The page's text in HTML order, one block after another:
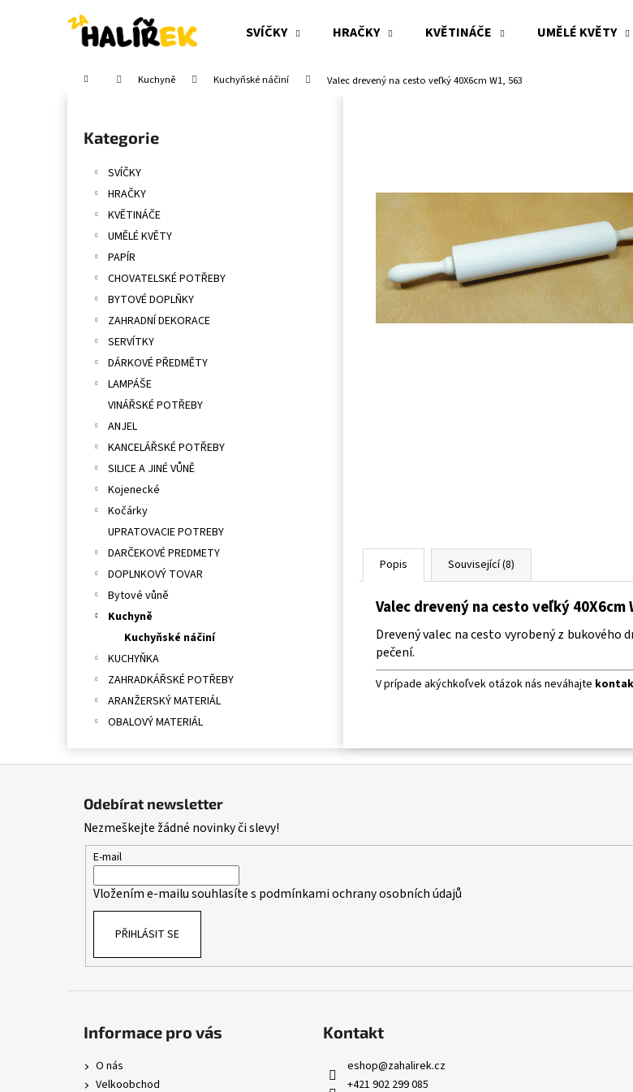
SVÍČKY HRAČKY KVĚTINÁČE UMĚLÉ KVĚTY
Domů Kuchyně Kuchyňské náčiní Valec drevený na cesto veľký 40X6cm W1, 563
Přeskočit
kategorie
Kategorie
SVÍČKY
HRAČKY
KVĚTINÁČE
UMĚLÉ KVĚTY
PAPÍR
CHOVATELSKÉ POTŘEBY
BYTOVÉ DOPLŇKY
ZAHRADNÍ DEKORACE
SERVÍTKY
DÁRKOVÉ PŘEDMĚTY
LAMPÁŠE
VINÁŘSKÉ POTŘEBY
ANJEL
KANCELÁŘSKÉ POTŘEBY
SILICE A JINÉ VŮNĚ
Kojenecké
Kočárky
UPRATOVACIE POTREBY
DARČEKOVÉ PREDMETY
DOPLNKOVÝ TOVAR
Bytové vůně
Kuchyně
Kuchyňské náčiní
KUCHYŇKA
ZAHRADKÁŘSKÉ POTŘEBY
ARANŽERSKÝ MATERIÁL
OBALOVÝ MATERIÁL
Popis Související (8)
Valec drevený na cesto veľký 40X6cm
Drevený valec na cesto vyrobený z bukového
pečení.
V prípade akýchkoľvek otázok nás neváhajte
Zpět
Zpět
Co potřebujete najít?
Odebírat newsletter
Nezmeškejte žádné novinky či slevy!
E-mail
Vložením e-mailu souhlasíte s podmínkami ochrany osobních údajů
PŘIHLÁSIT SE
Informace pro vás
O nás
Velkoobchod
Kontakt
eshop@zahalirek.cz
+421 902 299 085